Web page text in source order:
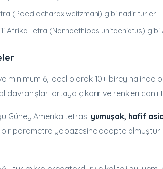
(Poecilocharax weitzmani) gibi nadir türler.
Afrika Tetra (Nannaethiops unitaeniatus) gibi
minimum 6, ideal olarak 10+ birey halinde
ortaya çıkarır ve renkleri canlı
Güney Amerika tetrası yumuşak, hafif
parametre yelpazesine adapte